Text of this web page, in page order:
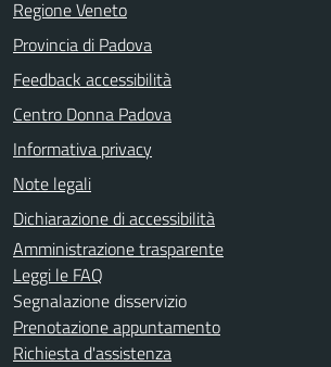
Regione Veneto
Provincia di Padova
Feedback accessibilità
Centro Donna Padova
Informativa privacy
Note legali
Dichiarazione di accessibilità
Amministrazione trasparente
Leggi le FAQ
Segnalazione disservizio
Prenotazione appuntamento
Richiesta d'assistenza